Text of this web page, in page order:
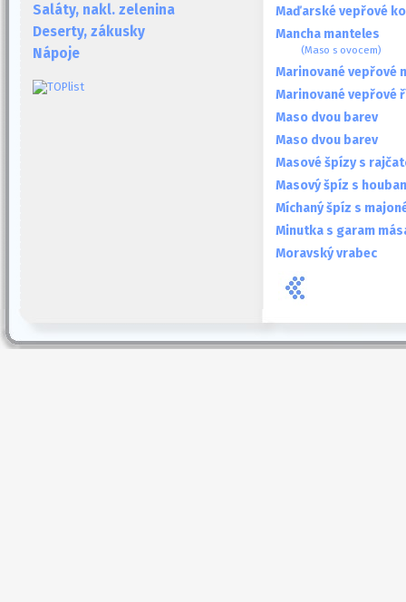
Saláty, nakl. zelenina
Deserty, zákusky
Nápoje
Maďarské vepřové
Mancha manteles
(Maso s ovocem)
Marinované vepřové
Marinované vepřové
Maso dvou barev
Maso dvou barev
Masové špízy s
Masový špíz s
Míchaný špíz s
Minutka s garam
Moravský vrabec